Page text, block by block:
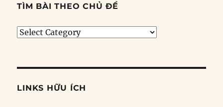
TÌM BÀI THEO CHỦ ĐỀ
Tìm
đề
LINKS HỮU ÍCH